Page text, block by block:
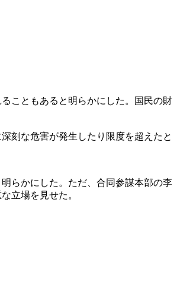
こともあると明らかにした。国民の財
刻な危害が発生したり限度を超えたと
らかにした。ただ、合同参謀本部の李
立場を見せた。